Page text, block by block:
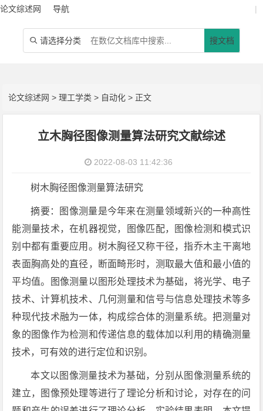
论文综述网 导航 |
 请选择分类 搜文档
论文综述网 >理工学类 > 自动化 > 正文
立木胸径图像测量算法研究文献综述
2022-08-03 11:42:36
树木胸径图像测量算法研究
摘要：图像测量是今年来在测量领域新兴的一种高性
能测量技术，在机器视觉，图像匹配，图像检测和模式识
别中都有重要应用。树木胸径又称干径，指乔木主干离地
表面胸高处的直径，断面畸形时，测取最大值和最小值的
平均值。图像测量以图形处理技术为基础，将光学、电子
技术、计算机技术、几何测量和信号与信息处理技术等多
种现代技术融为一体，构成综合体的测量系统。把测量对
象的图像作为检测和传递信息的载体加以利用的精确测量
技术，可有效的进行定位和识别。
本文以图像测量技术为基础，分别从图像测量系统的
建立，图像预处理等进行了理论分析和讨论，对存在的问